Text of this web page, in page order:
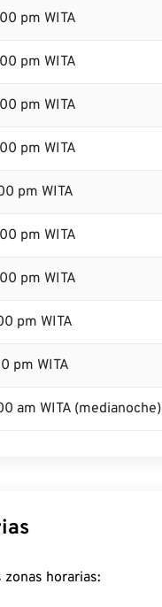
pm WITA
pm WITA
pm WITA
pm WITA
pm WITA
pm WITA
pm WITA
pm WITA
pm WITA
am WITA (medianoche)
horarias: